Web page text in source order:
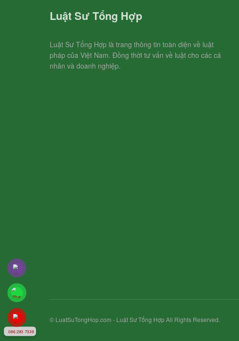
Luật Sư Tổng Hợp
Luật Sư Tổng Hợp là trang thông tin toàn diện về luật
pháp của Việt Nam. Đồng thời tư vấn về luật cho các cá
nhân và doanh nghiệp.
© LuatSuTongHop.com - Luật Sư Tổng Hợp All Rights Reserved.
086 283 7339